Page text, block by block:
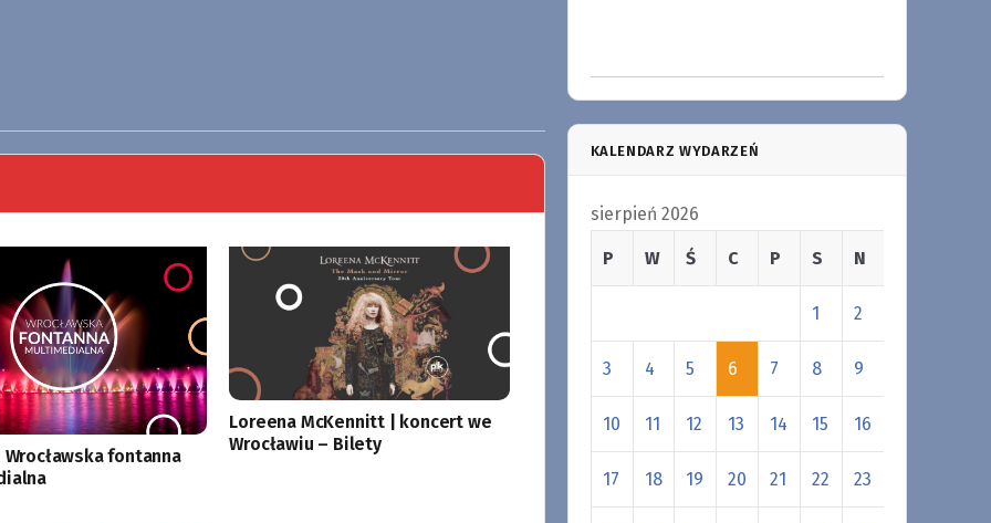
fontanna
Loreena McKennitt | koncert we
Wrocławiu – Bilety
KALENDARZ WYDARZEŃ
sierpień 2026
P W Ś C P S N
1 2
3 4 5 6 7 8 9
10 11 12 13 14 15 16
17 18 19 20 21 22 23